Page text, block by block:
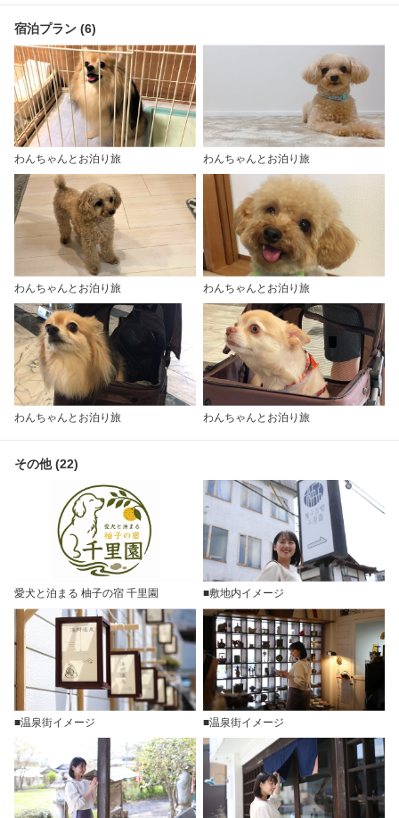
宿泊プラン (6)
わんちゃんとお泊り旅 わんちゃんとお泊り旅
わんちゃんとお泊り旅 わんちゃんとお泊り旅
わんちゃんとお泊り旅 わんちゃんとお泊り旅
その他 (22)
愛犬と泊まる 柚子の宿 千里園 ■敷地内イメージ
■温泉街イメージ ■温泉街イメージ